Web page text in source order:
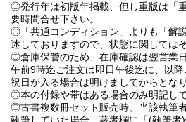
◎発行年は初版年掲載、但し重版は「
要時問合せ下さい。
◎「共通コンディション」よりも「解
述しておりますので、状態に関しては
◎倉庫保管のため、在庫確認は翌営業日
午前9時迄ご注文は即日午後迄に、以
祝日が入る場合は明けましてからとなり
◎本の付録や帯はある場合のみ明記して
◎古書複数冊セット販売時、当該執筆